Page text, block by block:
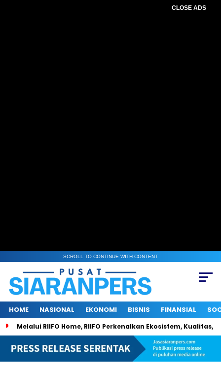
CLOSE ADS
SCROLL TO CONTINUE WITH CONTENT
HOME NASIONAL EKONOMI BISNIS FINANSIAL
Melalui RIIFO Home, RIIFO Perkenalkan Ekosistem, Kualitas,